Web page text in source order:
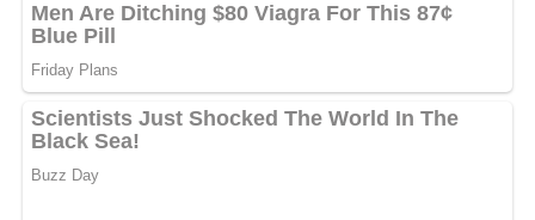
Und so wird es gemacht…
Das in kochendem Salzwasser gegarte Putenfleisch
herausnehmen und von allen Seiten in erhitztem Öl
braten.